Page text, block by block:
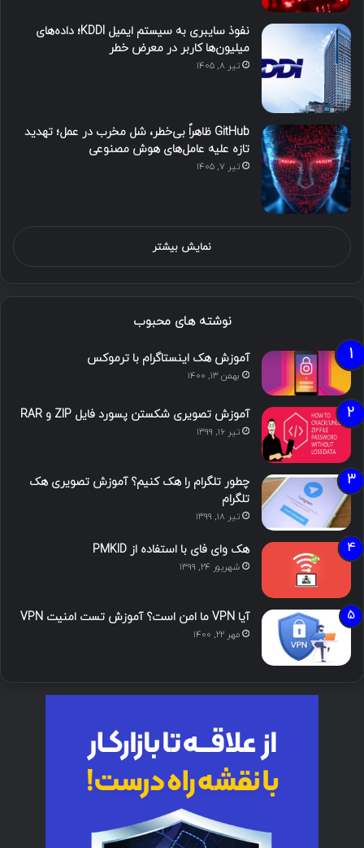
نفوذ سایبری به سیستم ایمیل KDDI؛ داده‌های
میلیون‌ها کاربر در معرض خطر
تیر ۸, ۱۴۰۵
GitHub ظاهراً بی‌خطر، شل مخرب در عمل؛ تهدید
تازه علیه عامل‌های هوش مصنوعی
تیر ۷, ۱۴۰۵
نمایش بیشتر
نوشته های محبوب
آموزش هک اینستاگرام با ترموکس
بهمن ۱۳, ۱۴۰۰
آموزش تصویری شکستن پسورد فایل ZIP و RAR
تیر ۱۶, ۱۳۹۹
چطور تلگرام را هک کنیم؟ آموزش تصویری هک
تلگرام
تیر ۱۸, ۱۳۹۹
هک وای فای با استفاده از PMKID
شهریور ۲۴, ۱۳۹۹
آیا VPN ما امن است؟ آموزش تست امنیت VPN
مهر ۲۲, ۱۴۰۰